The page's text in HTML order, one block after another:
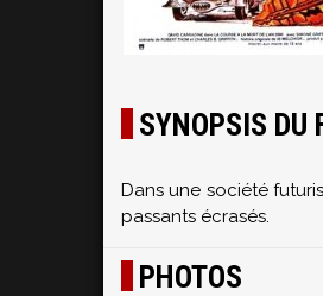
SYNOPSIS DU
Dans une société
passants écrasés.
PHOTOS